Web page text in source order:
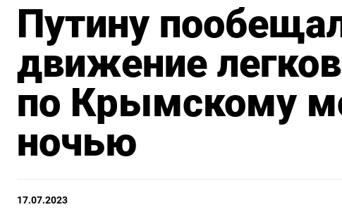
Путину
движение
по Крымскому
ночью
17.07.2023